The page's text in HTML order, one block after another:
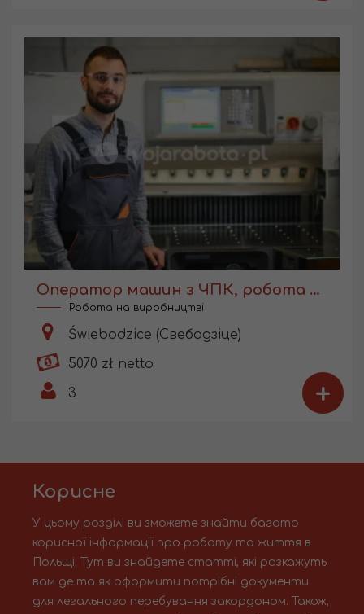
Оператор машин з ЧПК, робота з навчанням
Робота на виробництві
Świebodzice (Свебодзіце)
5070 zł netto
3
+
Корисне
У цьому розділі ви зможете знайти багато
корисної інформації про роботу та життя в
Польщі. Тут ви знайдете статті, які розкажуть
вам де та як оформити потрібні документи
для легального перебування закордоном. Також,